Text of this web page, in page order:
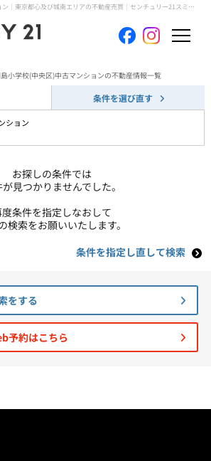
佃島小学校(中央区)中古マンション｜東京都心及び城南エリアの不動産売買｜センチュリー21スミカ・クリエイト
ーム
社について
いたい
りたい
ンテンツ
員メニュー
小学校(中央区)中古マンションの不動産情報一覧
条件を選び直す
ション
お探しの条件では
見つかりませんでした。
条件を指定しなおして
検索をお願いいたします。
条件を指定し直して検索
をする
予約はこちら